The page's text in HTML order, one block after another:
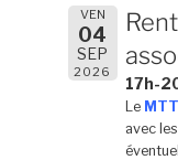
VEN
04
SEP
2026
17h-
Le MTT
avec